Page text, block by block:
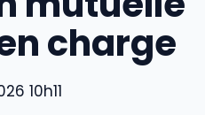
charge
10h11